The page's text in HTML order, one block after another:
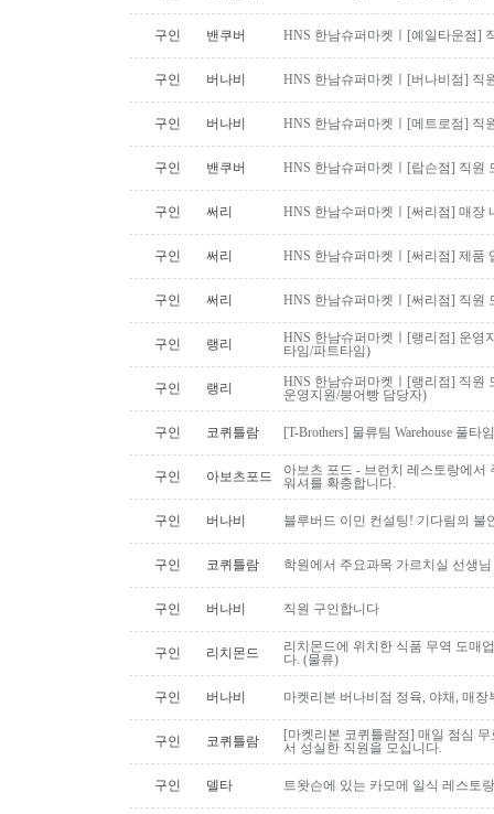
구인 밴쿠버 HNS 한남슈퍼마켓ㅣ[예일타운점]
구인 버나비 HNS 한남슈퍼마켓ㅣ[버나비점] 직
구인 버나비 HNS 한남슈퍼마켓ㅣ[메트로점] 직
구인 밴쿠버 HNS 한남슈퍼마켓ㅣ[랍슨점] 직원
구인 써리 HNS 한남수퍼마켓ㅣ[써리점] 매장
구인 써리 HNS 한남슈퍼마켓ㅣ[써리점] 제품
구인 써리 HNS 한남슈퍼마켓ㅣ[써리점] 직원
구인 랭리
HNS 한남슈퍼마켓ㅣ[랭리점] 운영
타임/파트타임)
구인 랭리
HNS 한남슈퍼마켓ㅣ[랭리점] 직원
운영지원/붕어빵 담당자)
구인 코퀴틀람 [T-Brothers] 물류팀 Warehouse 풀타
구인 아보츠포드
아보츠 포드 - 브런치 레스토랑에서
워셔를 확충합니다.
구인 버나비 블루버드 이민 컨설팅! 기다림의 불
구인 코퀴틀람 학원에서 주요과목 가르치실 선생
구인 버나비 직원 구인합니다
구인 리치몬드
리치몬드에 위치한 식품 무역 도매
다. (물류)
구인 버나비 마켓리본 버나비점 정육, 야채, 매
구인 코퀴틀람
[마켓리본 코퀴틀람점] 매일 점심
서 성실한 직원을 모십니다.
구인 델타 트왓슨에 있는 카모메 일식 레스토